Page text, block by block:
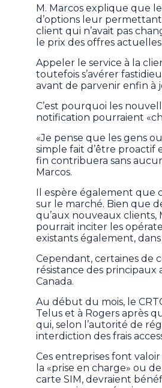
M. Marcos explique que
d’options leur
client qui n’avait pas
le prix des offres
Appeler le service à la
toutefois s’avérer
avant de parvenir enfin à
C’est pourquoi les
notification pourraient
«Je pense que les gens
simple fait d’être proactif
fin contribuera sans
Marcos.
Il espère également que
sur le marché. Bien que
qu’aux nouveaux clients,
pourrait inciter les
existants également,
Cependant, certaines de
résistance des
Canada.
Au début du mois, le
Telus et à Rogers après
qui, selon l’autorité de
interdiction des frais
Ces entreprises font
la «prise en charge» ou
carte SIM, devraient